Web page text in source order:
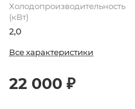
Холодопроизводительность
(кВт)
2,0
Все характеристики
22 000 ₽